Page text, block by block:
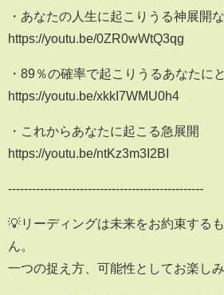
・あなたの人生に起こりうる神展開
https://youtu.be/0ZR0wWtQ3qg
・89％の確率で起こりうるあなたに
https://youtu.be/xkkI7WMU0h4
・これからあなたに起こる急展開
https://youtu.be/ntKz3m3I2BI
-------------------------------------------------
💡リーディングは未来をお約束する
ん。
一つの捉え方、可能性としてお楽し